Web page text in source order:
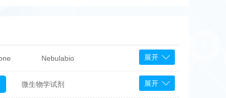
Nebulabio
Bioscience
展开
微生物学试剂 展开